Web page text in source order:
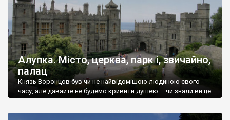
Алупка. Місто, церква, парк і, звичайно,
палац
Князь Воронцов був чи не найвідомішою людиною свого
часу, але давайте не будемо кривити душею – чи знали ви це